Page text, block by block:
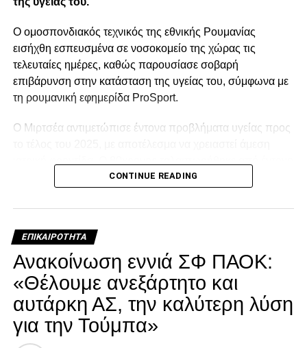
Ο ομοσπονδιακός τεχνικός της εθνικής Ρουμανίας
εισήχθη εσπευσμένα σε νοσοκομείο της χώρας τις
τελευταίες ημέρες, καθώς παρουσίασε σοβαρή
επιβάρυνση στην κατάσταση της υγείας του, σύμφωνα με
τη ρουμανική εφημερίδα ProSport.
Ο Μιρτσέα αντιμετώπισε έντονα προβλήματα υγείας προς
κρυολόγημα, το οποίο επηρέασε αρνητικά την ήδη
αναγκαία να νοσηλευτεί. Οι πληροφορίες αναφέρουν ότι η
νοσηλείας του.
Facebook
Twitter
EmailPinterest
WhatsApp
LinkedIn
Telegram
CONTINUE READING
ΕΠΙΚΑΙΡΌΤΗΤΑ
Ανακοίνωση εννιά ΣΦ ΠΑΟΚ:
«Θέλουμε ανεξάρτητο και
αυτάρκη ΑΣ, την καλύτερη λύση
για την Τούμπα»